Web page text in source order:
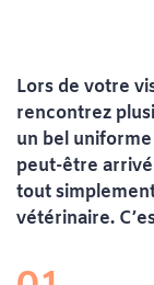
Lors de votre
rencontrez
un bel
peut-être
tout
vétérinaire.